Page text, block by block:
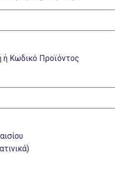
ή Κωδικό Προϊόντος